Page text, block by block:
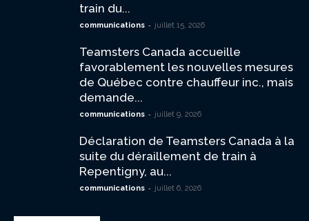
train du...
communications - juillet 15, 2026
Teamsters Canada accueille
favorablement les nouvelles mesures
de Québec contre chauffeur inc., mais
demande...
communications - juillet 9, 2026
Déclaration de Teamsters Canada à la
suite du déraillement de train à
Repentigny, au...
communications - juillet 6, 2026